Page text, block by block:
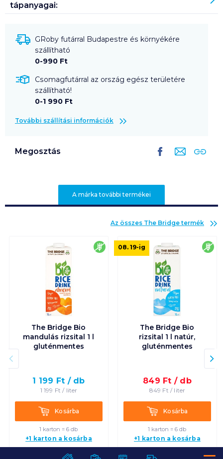
tápanyagai:
GRoby futárral Budapestre és környékére
szállítható
0-990 Ft
Csomagfutárral az ország egész területére
szállítható!
0-1 990 Ft
További szállítási információk
Megosztás
A márka további termékei
Az összes The Bridge termék
gluténmentes
The Bridge Bio
mandulás rizsital 1 l
gluténmentes
1 199 Ft / db
1 199 Ft / liter
KosárbaKosárba
1 karton = 6 db
+1 karton a kosárba
The Bridge Bio
rizsital 1 l natúr,
gluténmentes
849 Ft / db
849 Ft / liter
KosárbaKosárba
1 karton = 6 db
+1 karton a kosárba
08. 19-ig